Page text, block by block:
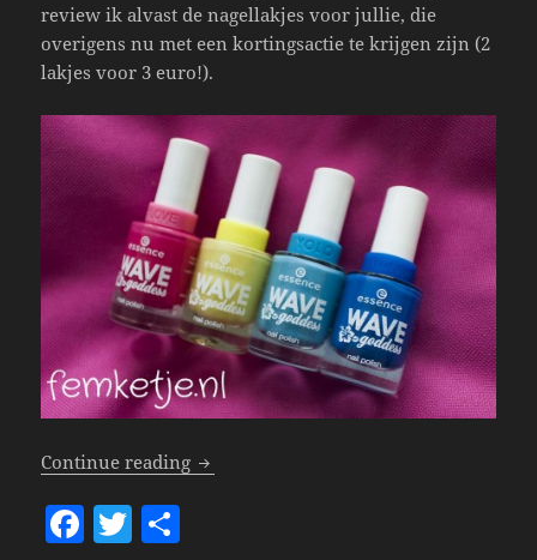
review ik alvast de nagellakjes voor jullie, die
overigens nu met een kortingsactie te krijgen zijn (2
lakjes voor 3 euro!).
Continue reading Essence Wave Goddess Polishes!
F T